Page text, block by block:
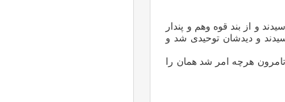
و از بند قوه وهم و پندار
و دیدشان توحیدی شد و
تامرون هرچه امر شد همان را